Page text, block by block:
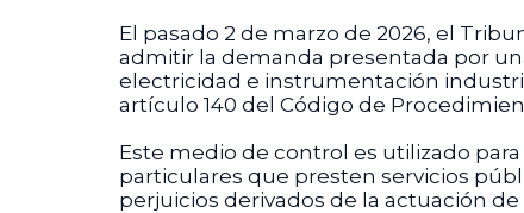
El pasado 2 de marzo de 2026, el
admitir la demanda presentada por
electricidad e instrumentación
artículo 140 del Código de
Este medio de control es utilizado
particulares que presten servicios
perjuicios derivados de la actuación